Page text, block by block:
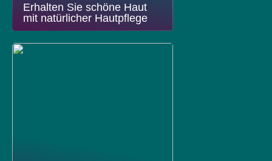
Erhalten Sie schöne Haut
mit natürlicher Hautpflege